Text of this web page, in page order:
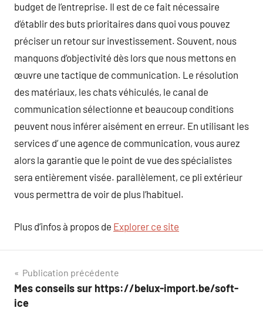
budget de l’entreprise. Il est de ce fait nécessaire
d’établir des buts prioritaires dans quoi vous pouvez
préciser un retour sur investissement. Souvent, nous
manquons d’objectivité dès lors que nous mettons en
œuvre une tactique de communication. Le résolution
des matériaux, les chats véhiculés, le canal de
communication sélectionne et beaucoup conditions
peuvent nous inférer aisément en erreur. En utilisant les
services d’ une agence de communication, vous aurez
alors la garantie que le point de vue des spécialistes
sera entièrement visée. parallèlement, ce pli extérieur
vous permettra de voir de plus l’habituel.
Plus d’infos à propos de Explorer ce site
Navigation
de
Publication précédente
Mes conseils sur https://belux-import.be/soft-
ice